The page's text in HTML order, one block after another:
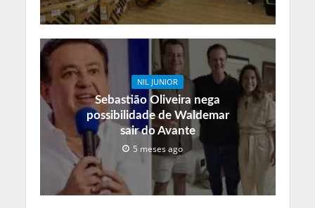
NIL JUNIOR
Sebastião Oliveira nega
possibilidade de Waldemar
sair do Avante
5 meses ago